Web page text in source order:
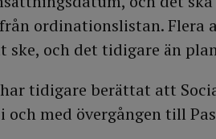
ordinationslistan. Flera
ske, och det tidigare än
tidigare berättat att
och med övergången till